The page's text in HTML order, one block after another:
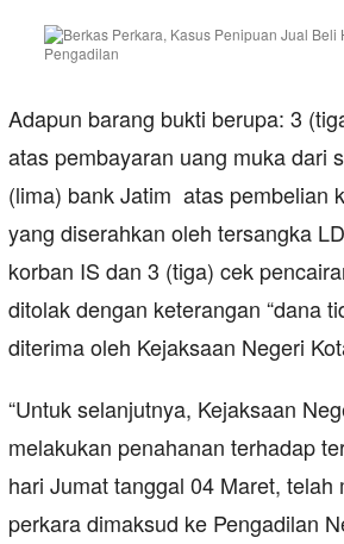
Adapun barang bukti berupa: 3
atas pembayaran uang muka dari
(lima) bank Jatim atas pembelian
yang diserahkan oleh tersangka
korban IS dan 3 (tiga) cek
ditolak dengan keterangan “dana
diterima oleh Kejaksaan Negeri
“Untuk selanjutnya, Kejaksaan
melakukan penahanan terhadap
hari Jumat tanggal 04 Maret, telah
perkara dimaksud ke Pengadilan